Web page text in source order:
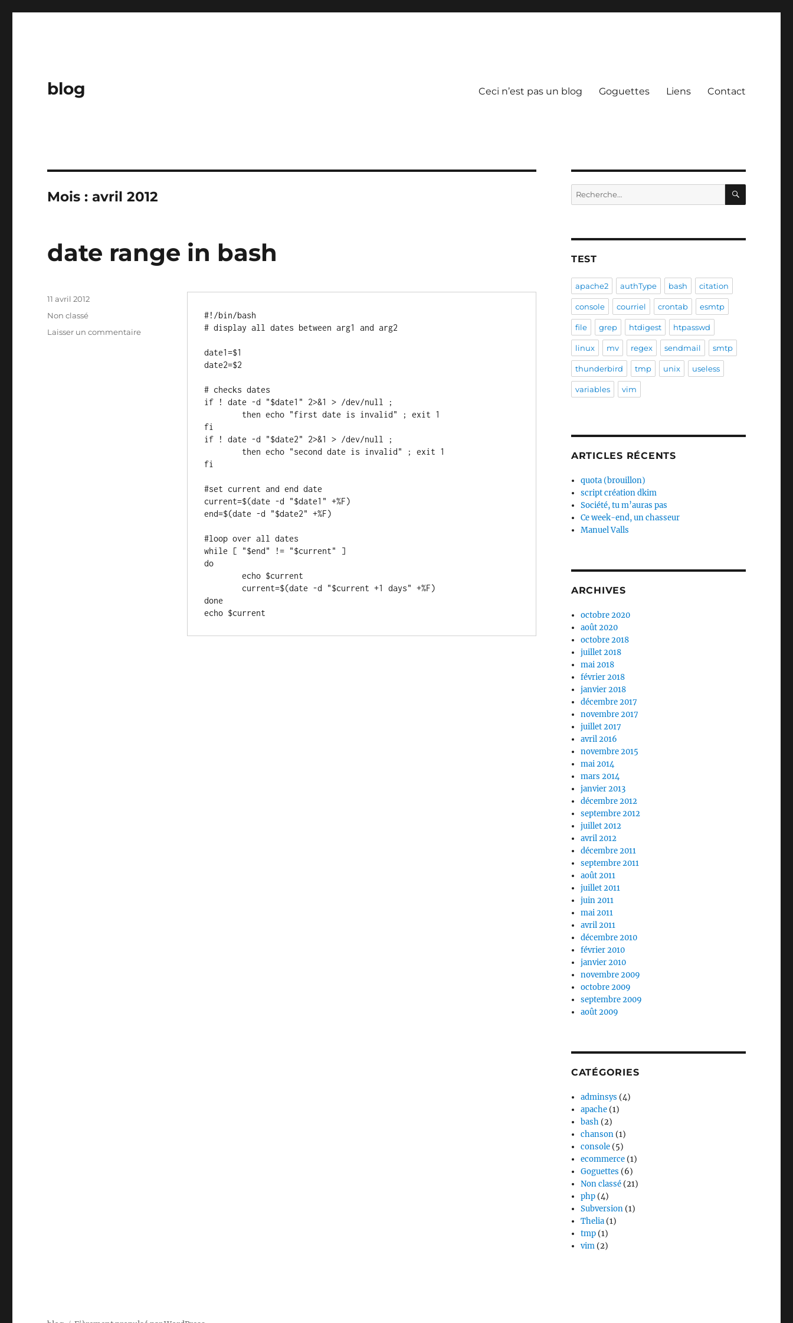
blog Ceci n’est pas un blog Goguettes Liens Contact
Mois :avril 2012
date range in bash
#!/bin/bash
# display all dates between arg1 and arg2
date1=$1
date2=$2
# checks dates
if ! date -d "$date1" 2>&1 > /dev/null ;
fi
if ! date -d "$date2" 2>&1 > /dev/null ;
fi
#set current and end date
current=$(date -d "$date1" +%F)
end=$(date -d "$date2" +%F)
#loop over all dates
while [ "$end" != "$current" ]
do
done
Publié
11 avril 2012
Catégories
Non classé
Laisser un commentairesur
Recherche
pour :
TEST
apache2 authType bash citation
console courriel crontab esmtp
file grep htdigest htpasswd
linux mv regex sendmail smtp
thunderbird tmp unix useless
variables vim
ARTICLES RÉCENTS
quota (brouillon)
script création dkim
Société, tu m’auras pas
Ce week-end, un chasseur
Manuel Valls
ARCHIVES
octobre 2020
août 2020
octobre 2018
juillet 2018
mai 2018
février 2018
janvier 2018
décembre 2017
novembre 2017
juillet 2017
avril 2016
novembre 2015
mai 2014
mars 2014
janvier 2013
décembre 2012
septembre 2012
juillet 2012
avril 2012
décembre 2011
septembre 2011
août 2011
juillet 2011
juin 2011
mai 2011
avril 2011
décembre 2010
février 2010
janvier 2010
novembre 2009
octobre 2009
septembre 2009
août 2009
CATÉGORIES
adminsys (4)
apache (1)
bash (2)
chanson (1)
console (5)
ecommerce (1)
Goguettes (6)
Non classé (21)
php (4)
Subversion (1)
Thelia (1)
tmp (1)
vim (2)